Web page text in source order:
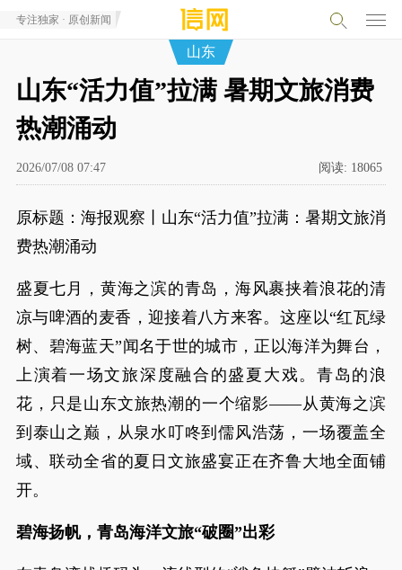
专注独家 · 原创新闻
山东
山东“活力值”拉满 暑期文旅消费
热潮涌动
2026/07/08 07:47 阅读: 18065
原标题：海报观察丨山东“活力值”拉满：暑期文旅消
费热潮涌动
盛夏七月，黄海之滨的青岛，海风裹挟着浪花的清
凉与啤酒的麦香，迎接着八方来客。这座以“红瓦绿
树、碧海蓝天”闻名于世的城市，正以海洋为舞台，
上演着一场文旅深度融合的盛夏大戏。青岛的浪
花，只是山东文旅热潮的一个缩影——从黄海之滨
到泰山之巅，从泉水叮咚到儒风浩荡，一场覆盖全
域、联动全省的夏日文旅盛宴正在齐鲁大地全面铺
开。
碧海扬帆，青岛海洋文旅“破圈”出彩